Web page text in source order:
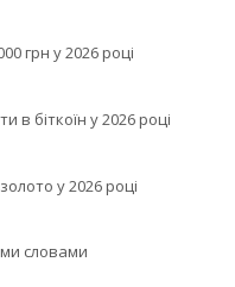
грн у 2026 році
в біткоїн у 2026 році
у 2026 році
словами